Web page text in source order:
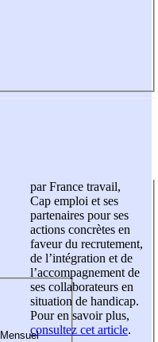
par France travail,
Cap emploi et ses
partenaires pour ses
actions concrètes en
faveur du recrutement,
de l’intégration et de
l’accompagnement de
ses collaborateurs en
situation de handicap.
Pour en savoir plus,
consultez cet article.